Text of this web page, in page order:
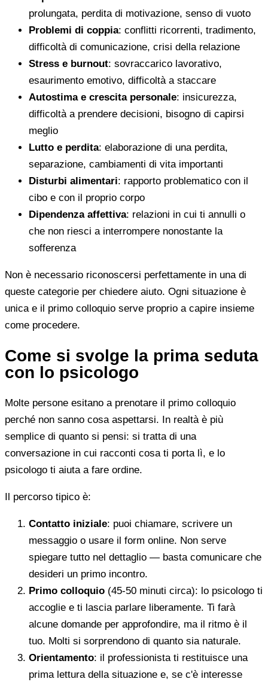
prolungata, perdita di motivazione, senso di vuoto
Problemi di coppia: conflitti ricorrenti, tradimento,
difficoltà di comunicazione, crisi della relazione
Stress e burnout: sovraccarico lavorativo,
esaurimento emotivo, difficoltà a staccare
Autostima e crescita personale: insicurezza,
difficoltà a prendere decisioni, bisogno di capirsi
meglio
Lutto e perdita: elaborazione di una perdita,
separazione, cambiamenti di vita importanti
Disturbi alimentari: rapporto problematico con il
cibo e con il proprio corpo
Dipendenza affettiva: relazioni in cui ti annulli o
che non riesci a interrompere nonostante la
sofferenza
Non è necessario riconoscersi perfettamente in una di
queste categorie per chiedere aiuto. Ogni situazione è
unica e il primo colloquio serve proprio a capire insieme
come procedere.
Come si svolge la prima seduta
con lo psicologo
Molte persone esitano a prenotare il primo colloquio
perché non sanno cosa aspettarsi. In realtà è più
semplice di quanto si pensi: si tratta di una
conversazione in cui racconti cosa ti porta lì, e lo
psicologo ti aiuta a fare ordine.
Il percorso tipico è:
Contatto iniziale: puoi chiamare, scrivere un
messaggio o usare il form online. Non serve
spiegare tutto nel dettaglio — basta comunicare che
desideri un primo incontro.
Primo colloquio (45-50 minuti circa): lo psicologo ti
accoglie e ti lascia parlare liberamente. Ti farà
alcune domande per approfondire, ma il ritmo è il
tuo. Molti si sorprendono di quanto sia naturale.
Orientamento: il professionista ti restituisce una
prima lettura della situazione e, se c'è interesse